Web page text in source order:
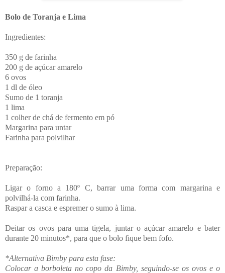
Bolo de Toranja e Lima
Ingredientes:
350 g de farinha
200 g de açúcar amarelo
6 ovos
1 dl de óleo
Sumo de 1 toranja
1 lima
1 colher de chá de fermento em pó
Margarina para untar
Farinha para polvilhar
Preparação:
Ligar o forno a 180º C, barrar uma forma com margarina e
polvilhá-la com farinha.
Raspar a casca e espremer o sumo à lima.
Deitar os ovos para uma tigela, juntar o açúcar amarelo e bater
durante 20 minutos*, para que o bolo fique bem fofo.
*Alternativa Bimby para esta fase:
Colocar a borboleta no copo da Bimby, seguindo-se os ovos e o